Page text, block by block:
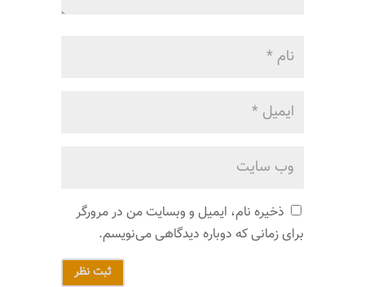
ذخیره نام، ایمیل و وبسایت من در مرورگر
برای زمانی که دوباره دیدگاهی می‌نویسم.
ثبت نظر